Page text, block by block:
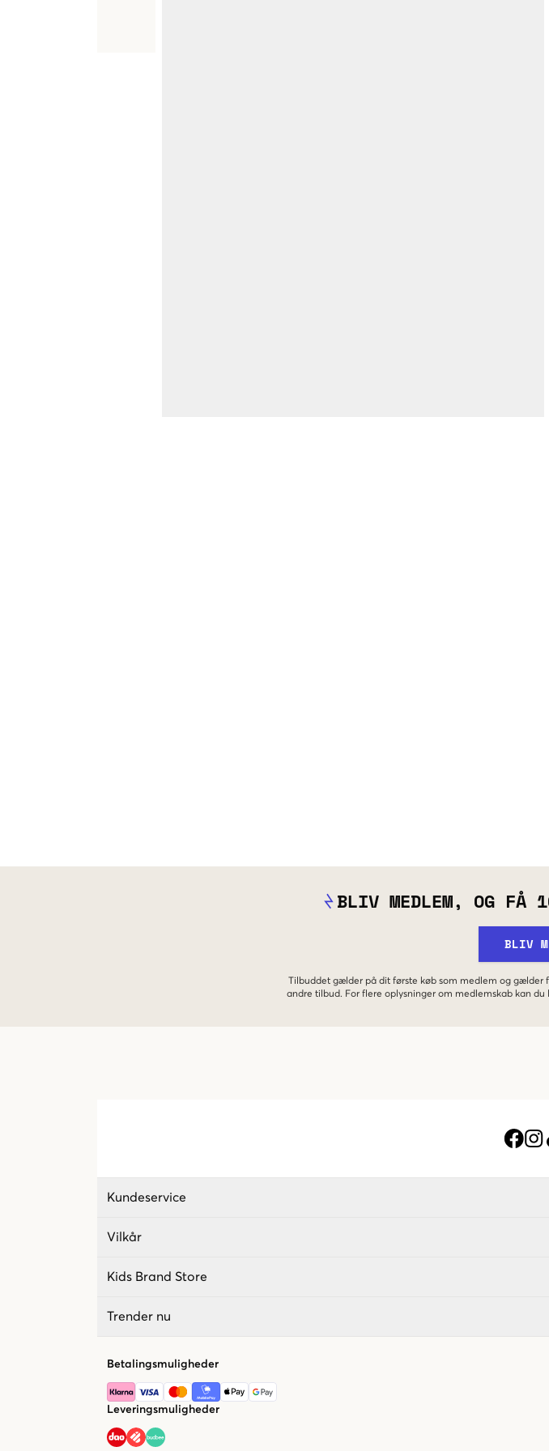
BLIV MEDLEM, OG FÅ
BLIV
Tilbuddet gælder på dit første køb som medlem og gælder
andre tilbud. For flere oplysninger om medlemskab kan du
Kundeservice
Vilkår
Kids Brand Store
Trender nu
Betalingsmuligheder
Leveringsmuligheder